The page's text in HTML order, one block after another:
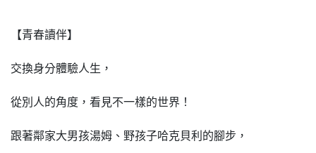
【青春讀伴】
交換身分體驗人生，
從別人的角度，看見不一樣的世界！
跟著鄰家大男孩湯姆、野孩子哈克貝利的腳步，